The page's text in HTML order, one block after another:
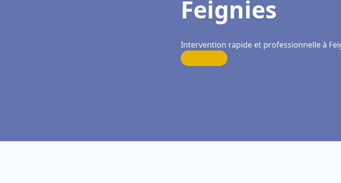
Feignies
Intervention rapide et professionnelle à